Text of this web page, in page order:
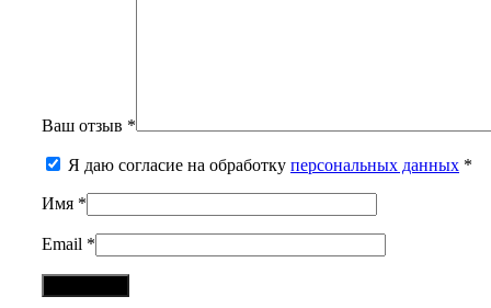
Ваш отзыв *
Я даю согласие на обработку персональных данных *
Имя *
Email *